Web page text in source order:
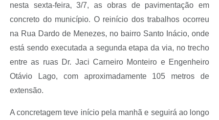
Links
Termos de Uso & Política de Privacidade
nesta sexta-feira, 3/7, as obras de pavimentação em
concreto do município. O reinício dos trabalhos ocorreu
na Rua Dardo de Menezes, no bairro Santo Inácio, onde
está sendo executada a segunda etapa da via, no trecho
entre as ruas Dr. Jaci Carneiro Monteiro e Engenheiro
Otávio Lago, com aproximadamente 105 metros de
extensão.
A concretagem teve início pela manhã e seguirá ao longo